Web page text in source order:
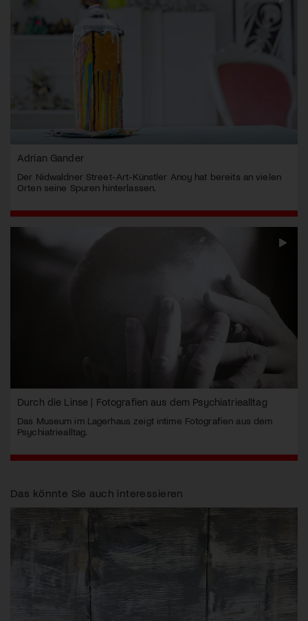
Adrian Gander
Der Nidwaldner Street-Art-Künstler Anoy hat bereits an vielen
Orten seine Spuren hinterlassen.
Durch die Linse | Fotografien aus dem Psychiatriealltag
Das Museum im Lagerhaus zeigt intime Fotografien aus dem
Psychiatriealltag.
Das könnte Sie auch interessieren